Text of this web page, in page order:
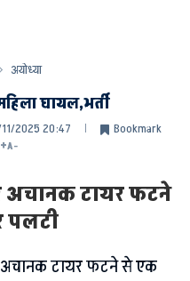
अयोध्या
घायल,भर्ती
2025 20:47
Bookmark
A-
अचानक टायर फटने
पलटी
अचानक टायर फटने से एक